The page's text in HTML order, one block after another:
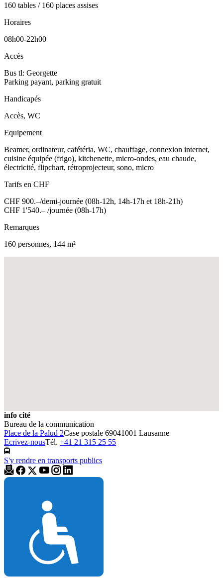
160 tables / 160 places assises
Horaires
08h00-22h00
Accès
Bus tl: Georgette
Parking payant, parking gratuit
Handicapés
Accès, WC
Equipement
Beamer, ordinateur, cafétéria, WC, chauffage, connexion internet,
cuisine équipée (frigo), kitchenette, micro-ondes, eau chaude,
électricité, flipchart, rétroprojecteur, sono, micro
Tarifs en CHF
CHF 900.–/demi-journée (08h-12h, 14h-17h et 18h-21h)
CHF 1'540.– /journée (08h-17h)
Remarques
160 personnes, 144 m²
info cité
Bureau de la communication
Place de la Palud 2Case postale 69041001 Lausanne
Ecrivez-nousTél. +41 21 315 25 55
S'y rendre en transports publics